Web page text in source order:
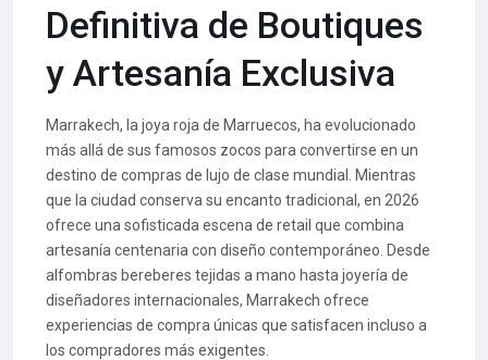
Definitiva de Boutiques
y Artesanía Exclusiva
Marrakech, la joya roja de Marruecos, ha evolucionado
más allá de sus famosos zocos para convertirse en un
destino de compras de lujo de clase mundial. Mientras
que la ciudad conserva su encanto tradicional, en 2026
ofrece una sofisticada escena de retail que combina
artesanía centenaria con diseño contemporáneo. Desde
alfombras bereberes tejidas a mano hasta joyería de
diseñadores internacionales, Marrakech ofrece
experiencias de compra únicas que satisfacen incluso a
los compradores más exigentes.